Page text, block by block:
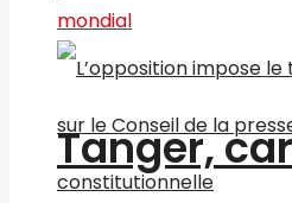
Tanger,